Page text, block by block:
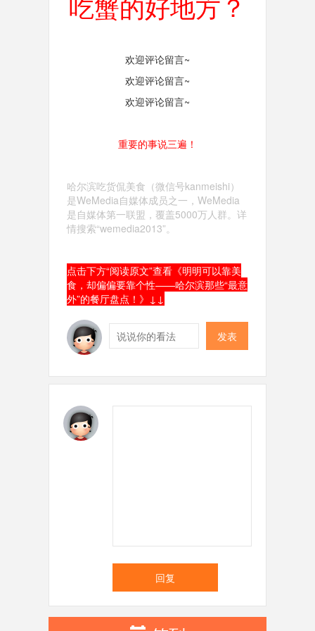
欢迎评论留言~
欢迎评论留言~
欢迎评论留言~
重要的事说三遍！
哈尔滨吃货侃美食（微信号kanmeishi）
是WeMedia自媒体成员之一，WeMedia
是自媒体第一联盟，覆盖5000万人群。详
情搜索“wemedia2013”。
点击下方“阅读原文”查看《明明可以靠美
食，却偏偏要靠个性——哈尔滨那些“最意
外”的餐厅盘点！》↓↓
发表
回复